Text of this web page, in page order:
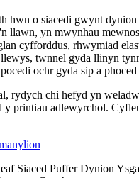
hwn o siacedi gwynt
llawn, yn mwynhau
cyfforddus, rhwymiad
twnnel gyda llinyn
ochr gyda sip a
rydych chi hefyd yn
y printiau adlewyrchol.